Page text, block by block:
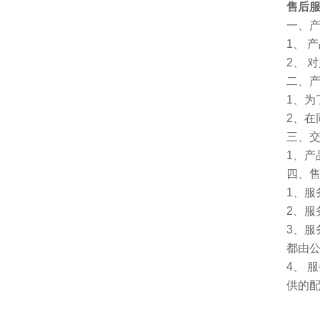
售后
一、
1、
2、
二、
1、为
2、在
三、
1、产
四、
1、服
2、服
3、服
都由
4、
供的